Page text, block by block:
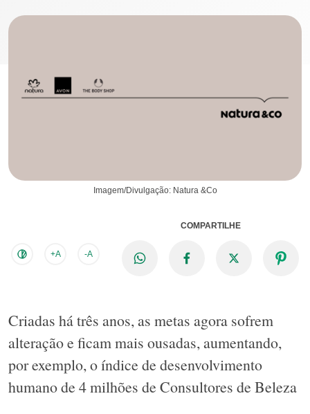
Imagem/Divulgação: Natura &Co
+A -A
COMPARTILHE
Criadas há três anos, as metas agora sofrem
alteração e ficam mais ousadas, aumentando,
por exemplo, o índice de desenvolvimento
humano de 4 milhões de Consultores de Beleza